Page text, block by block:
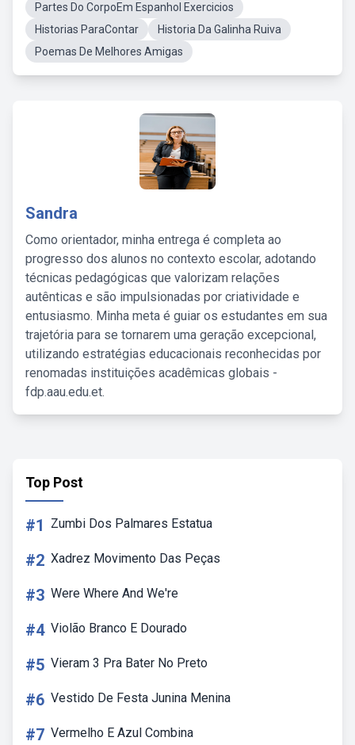
Partes Do CorpoEm Espanhol Exercicios
Historias ParaContar
Historia Da Galinha Ruiva
Poemas De Melhores Amigas
Sandra
Como orientador, minha entrega é completa ao
progresso dos alunos no contexto escolar, adotando
técnicas pedagógicas que valorizam relações
autênticas e são impulsionadas por criatividade e
entusiasmo. Minha meta é guiar os estudantes em sua
trajetória para se tornarem uma geração excepcional,
utilizando estratégias educacionais reconhecidas por
renomadas instituições acadêmicas globais -
fdp.aau.edu.et.
Top Post
#1 Zumbi Dos Palmares Estatua
#2 Xadrez Movimento Das Peças
#3 Were Where And We're
#4 Violão Branco E Dourado
#5 Vieram 3 Pra Bater No Preto
#6 Vestido De Festa Junina Menina
#7 Vermelho E Azul Combina